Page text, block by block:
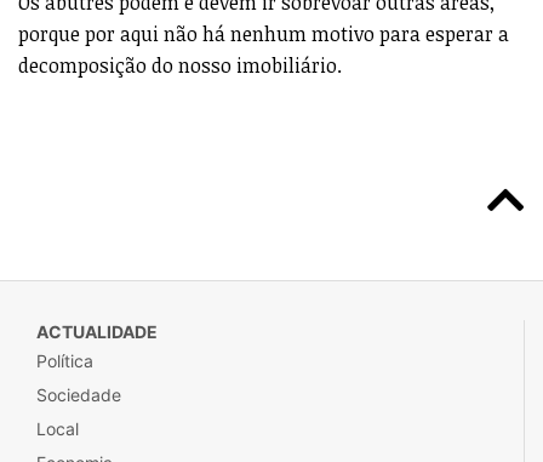
porque por aqui não há nenhum motivo para esperar a
decomposição do nosso imobiliário.
ACTUALIDADE
Política
Sociedade
Local